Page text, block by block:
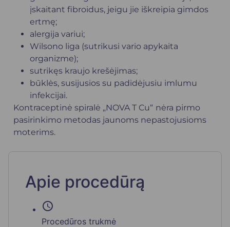
įskaitant fibroidus, jeigu jie iškreipia gimdos
ertmę;
alergija variui;
Wilsono liga (sutrikusi vario apykaita
organizme);
sutrikęs kraujo krešėjimas;
būklės, susijusios su padidėjusiu imlumu
infekcijai.
Kontraceptinė spiralė „NOVA T Cu“ nėra pirmo
pasirinkimo metodas jaunoms nepastojusioms
moterims.
Apie procedūrą
schedule
Procedūros trukmė